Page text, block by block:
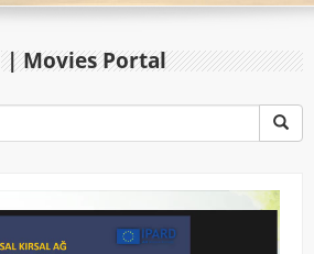
| Movies Portal